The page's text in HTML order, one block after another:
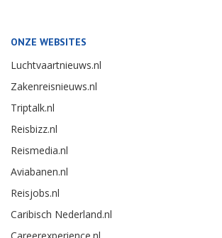
ONZE WEBSITES
Luchtvaartnieuws.nl
Zakenreisnieuws.nl
Triptalk.nl
Reisbizz.nl
Reismedia.nl
Aviabanen.nl
Reisjobs.nl
Caribisch Nederland.nl